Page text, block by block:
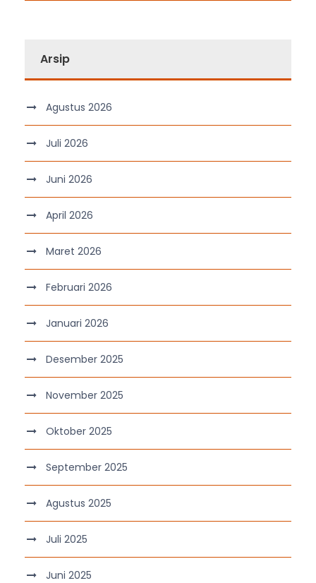
Arsip
Agustus 2026
Juli 2026
Juni 2026
April 2026
Maret 2026
Februari 2026
Januari 2026
Desember 2025
November 2025
Oktober 2025
September 2025
Agustus 2025
Juli 2025
Juni 2025